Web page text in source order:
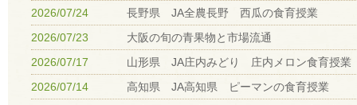
2026/07/24
長野県 JA全農長野 西瓜の食育授業
2026/07/23
大阪の旬の青果物と市場流通
2026/07/17
山形県 JA庄内みどり 庄内メロン食育授業
2026/07/14
高知県 JA高知県 ピーマンの食育授業